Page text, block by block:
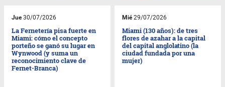
Jue30/07/2026
La Fernetería pisa fuerte en
Miami: cómo el concepto
porteño se ganó su lugar en
Wynwood (y suma un
reconocimiento clave de
Fernet-Branca)
Mié29/07/2026
Miami (130 años): de tres
flores de azahar a la capital
del capital anglolatino (la
ciudad fundada por una
mujer)